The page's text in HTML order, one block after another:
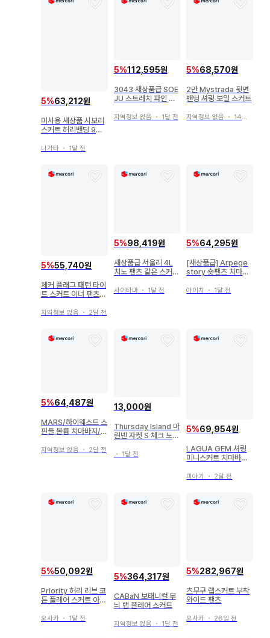
5%63,212원
미사용 새상품 시보리
스커트 허리밴딩 9호
M
니가타 ・ 1달 전
5%112,595원
3043 새상품급 SOE
JU 스트레치 파인 롱
이즈
지역정보 없음 ・ 1달 전
5%68,570원
2만 Mystrada 뒷면
밴딩 셔링 보일 스커트
지역정보 없음 ・ 14일 전
5%55,740원
체커 플래그 패턴 타이
트 스커트 이너 팬츠
지역정보 없음 ・ 2달 전
5%98,419원
새상품급 서울리 4L
치노 팬츠 같은 스커트
사이타마・ 1달 전
5%64,295원
[새상품급] Arpege
story 숏팬츠 치마바
아이치 ・ 1달 전
5%64,487원
MARS/하이웨스트 스
핀들 볼륨 치마바지/블
지역정보 없음 ・ 2달 전
13,000원
Thursday Island 마
린넨 자켓 S 체크 노카
・ 1달 전
5%69,954원
LAGUA GEM 셔링
미니스커트 치마바지
미야기 ・ 2달 전
5%50,092원
Priority 허리 리브 코
튼 플레어 스커트 아이
오사카 ・ 1달 전
5%364,317원
CABaN 보태니컬 무
늬 랩 플레어 스커트
지역정보 없음 ・ 1달 전
5%282,967원
츠무구 랩스커트 부착
와이드 팬츠
오사카 ・ 28일 전